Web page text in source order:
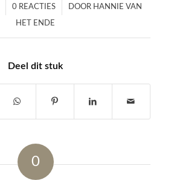
0 REACTIES
/ DOOR HANNIE VAN
HET ENDE
Deel dit stuk
0